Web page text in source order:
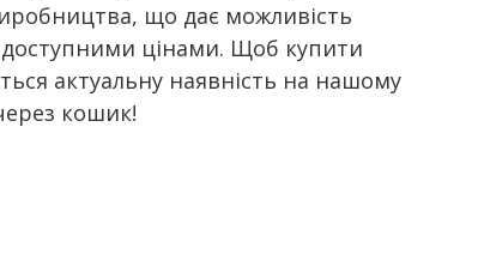
що дає можливість
доступними цінами. Щоб купити
актуальну наявність на нашому
кошик!